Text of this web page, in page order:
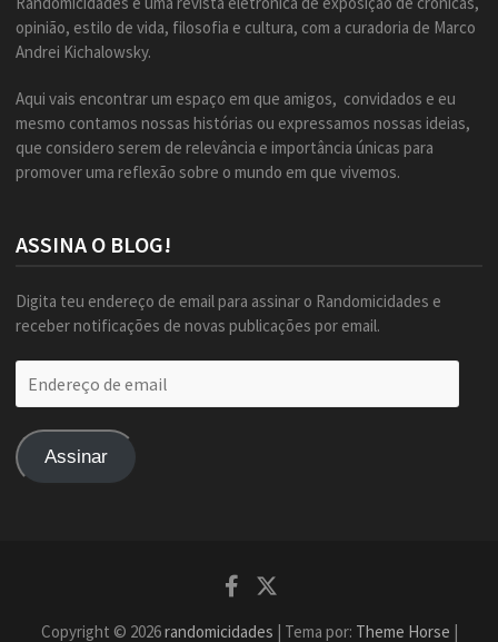
opinião, estilo de vida, filosofia e cultura, com a curadoria de Marco
Andrei Kichalowsky.
Aqui vais encontrar um espaço em que amigos, convidados e eu
mesmo contamos nossas histórias ou expressamos nossas ideias,
que considero serem de relevância e importância únicas para
promover uma reflexão sobre o mundo em que vivemos.
ASSINA O BLOG!
Digita teu endereço de email para assinar o Randomicidades e
receber notificações de novas publicações por email.
de
Assinar
Facebook
Copyright © 2026randomicidades | Tema por: Theme Horse |